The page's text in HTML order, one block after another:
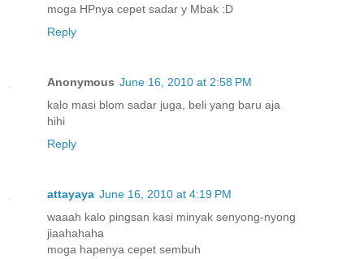
moga HPnya cepet sadar y Mbak :D
Reply
Anonymous June 16, 2010 at 2:58 PM
kalo masi blom sadar juga, beli yang baru aja
hihi
Reply
attayaya June 16, 2010 at 4:19 PM
waaah kalo pingsan kasi minyak senyong-nyong
jiaahahaha
moga hapenya cepet sembuh